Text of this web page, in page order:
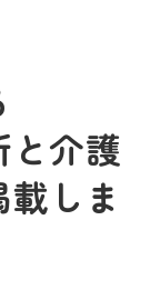
介護
しま